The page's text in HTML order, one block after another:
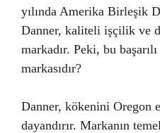
yılında Amerika Birleşik
Danner, kaliteli işçilik ve
markadır. Peki, bu
markasıdır?
Danner, kökenini Oregon
dayandırır. Markanın